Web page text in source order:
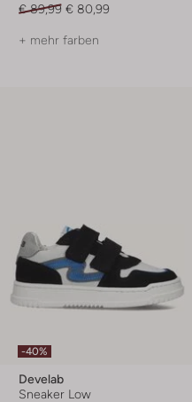
€ 89,99 € 80,99
+ mehr farben
-40%
Develab
Sneaker Low